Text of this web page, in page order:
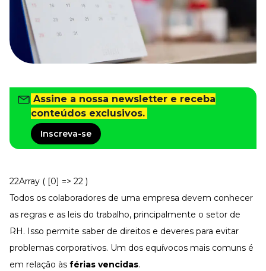
Para o Trabalhador
Tudo para facilitar a rotina
Imprensa
VR na Imprensa
Cursos
Todos os Cursos
Explore o nosso acervo
Gestão de Empresas e Negócios
Eleve os resultados da organização
Gestão de Pessoas e Liderança
Capacitação com especialistas
Recursos Humanos
Fortaleça a cultura organizacional
Assine a nossa newsletter e receba
conteúdos exclusivos.
Inscreva-se
22Array ( [0] => 22 )
Todos os colaboradores de uma empresa devem conhecer
as regras e as leis do trabalho, principalmente o setor de
RH. Isso permite saber de direitos e deveres para evitar
problemas corporativos. Um dos equívocos mais comuns é
em relação às férias vencidas.